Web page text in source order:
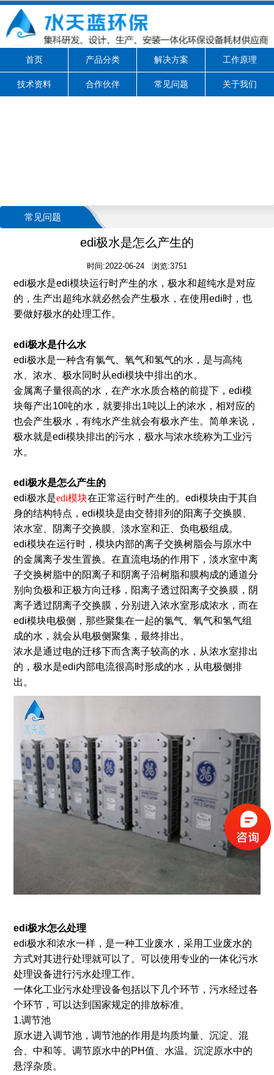
首页 产品分类 解决方案 工作原理
技术资料 合作伙伴 常见问题 关于我们
常见问题
edi极水是怎么产生的
时间:2022-06-24 浏览:3751
edi极水是edi模块运行时产生的水，极水和超纯水是对应
的，生产出超纯水就必然会产生极水，在使用edi时，也
要做好极水的处理工作。
edi极水是什么水
edi极水是一种含有氯气、氧气和氢气的水，是与高纯
水、浓水、极水同时从edi模块中排出的水。
金属离子量很高的水，在产水水质合格的前提下，edi模
块每产出10吨的水，就要排出1吨以上的浓水，相对应的
也会产生极水，有纯水产生就会有极水产生。简单来说，
极水就是edi模块排出的污水，极水与浓水统称为工业污
水。
edi极水是怎么产生的
edi极水是edi模块在正常运行时产生的。edi模块由于其自
身的结构特点，edi模块是由交替排列的阳离子交换膜、
浓水室、阴离子交换膜、淡水室和正、负电极组成。
edi模块在运行时，模块内部的离子交换树脂会与原水中
的金属离子发生置换。在直流电场的作用下，淡水室中离
子交换树脂中的阳离子和阴离子沿树脂和膜构成的通道分
别向负极和正极方向迁移，阳离子透过阳离子交换膜，阴
离子透过阴离子交换膜，分别进入浓水室形成浓水，而在
edi模块电极侧，那些聚集在一起的氯气、氧气和氢气组
成的水，就会从电极侧聚集，最终排出。
浓水是通过电的迁移下而含离子较高的水，从浓水室排出
的，极水是edi内部电流很高时形成的水，从电极侧排
出。
edi极水怎么处理
edi极水和浓水一样，是一种工业废水，采用工业废水的
方式对其进行处理就可以了。可以使用专业的一体化污水
处理设备进行污水处理工作。
一体化工业污水处理设备包括以下几个环节，污水经过各
个环节，可以达到国家规定的排放标准。
1.调节池
原水进入调节池，调节池的作用是均质均量、沉淀、混
合、中和等。调节原水中的PH值、水温。沉淀原水中的
悬浮杂质。